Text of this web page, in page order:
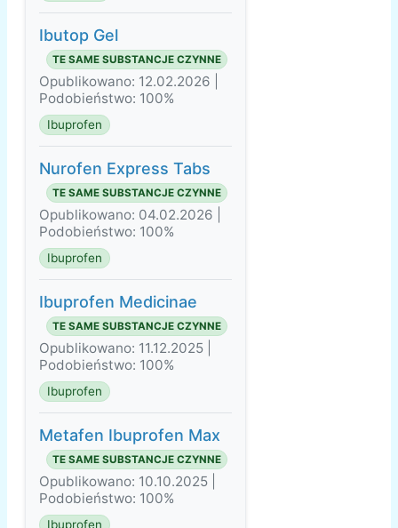
Ibutop Gel
TE SAME SUBSTANCJE CZYNNE
Opublikowano: 12.02.2026 |
Podobieństwo: 100%
Ibuprofen
Nurofen Express Tabs
TE SAME SUBSTANCJE CZYNNE
Opublikowano: 04.02.2026 |
Podobieństwo: 100%
Ibuprofen
Ibuprofen Medicinae
TE SAME SUBSTANCJE CZYNNE
Opublikowano: 11.12.2025 |
Podobieństwo: 100%
Ibuprofen
Metafen Ibuprofen Max
TE SAME SUBSTANCJE CZYNNE
Opublikowano: 10.10.2025 |
Podobieństwo: 100%
Ibuprofen